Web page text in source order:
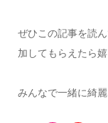
ぜひこの記事を読
加してもらえたら嬉
みんなで一緒に綺